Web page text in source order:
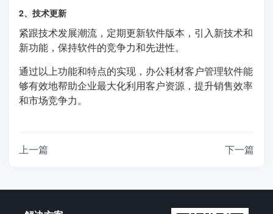
2、技术更新
紧跟技术发展潮流，定期更新软件版本，引入新技术和
新功能，保持软件的竞争力和先进性。
通过以上功能和特点的实现，办公耗材客户管理软件能
够有效地帮助企业最大化利用客户资源，提升销售效率
和市场竞争力。
上一篇 下一篇